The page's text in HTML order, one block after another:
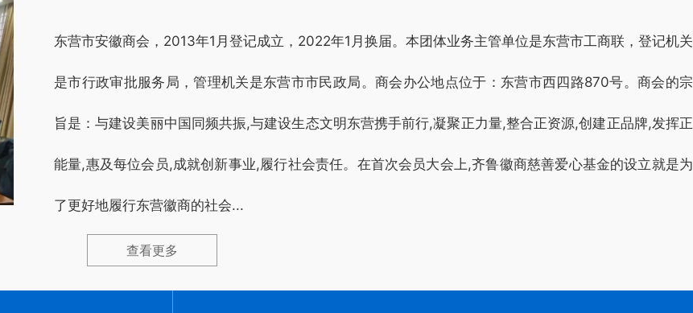
济与商会融合发展的新篇章。
东营市安徽商会，2013年1月登记成立，2022年1月换届。本团体业务主管单位是东营市工商联，登记机关
是市行政审批服务局，管理机关是东营市市民政局。商会办公地点位于：东营市西四路870号。商会的宗
旨是：与建设美丽中国同频共振,与建设生态文明东营携手前行,凝聚正力量,整合正资源,创建正品牌,发挥正
能量,惠及每位会员,成就创新事业,履行社会责任。在首次会员大会上,齐鲁徽商慈善爱心基金的设立就是为
了更好地履行东营徽商的社会...
查看更多